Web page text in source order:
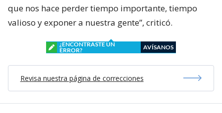
que nos hace perder tiempo importante, tiempo
valioso y exponer a nuestra gente”, criticó.
¿ENCONTRASTE UN
ERROR?
AVÍSANOS
Revisa nuestra página de correcciones